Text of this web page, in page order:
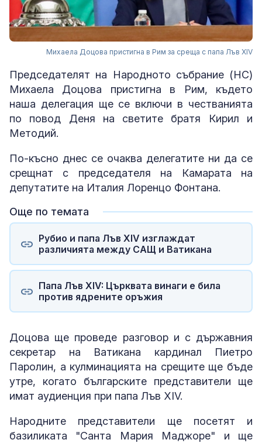
Михаела Доцова пристигна в Рим за среща с папа Лъв XIV
Председателят на Народното събрание (НС)
Михаела Доцова пристигна в Рим, където
наша делегация ще се включи в честванията
по повод Деня на светите братя Кирил и
Методий.
По-късно днес се очаква делегатите ни да се
срещнат с председателя на Камарата на
депутатите на Италия Лоренцо Фонтана.
Още по темата
Рубио и папа Лъв XIV изглаждат
различията между САЩ и Ватикана
Папа Лъв XIV: Църквата винаги е била
против ядрените оръжия
Доцова ще проведе разговор и с държавния
секретар на Ватикана кардинал Пиетро
Паролин, а кулминацията на срещите ще бъде
утре, когато българските представители ще
имат аудиенция при папа Лъв XIV.
Народните представители ще посетят и
базиликата "Санта Мария Маджоре" и ще